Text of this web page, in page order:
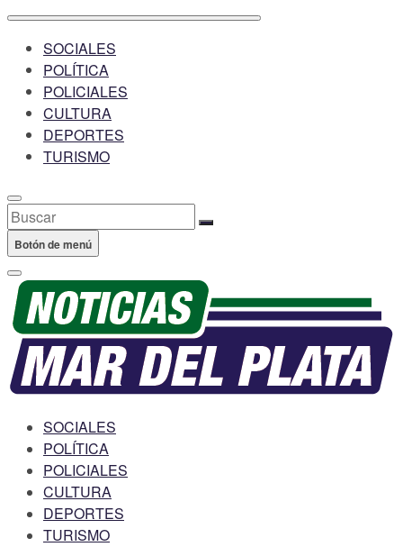
SOCIALES
POLÍTICA
POLICIALES
CULTURA
DEPORTES
TURISMO
Buscar
Botón de menú
SOCIALES
POLÍTICA
POLICIALES
CULTURA
DEPORTES
TURISMO